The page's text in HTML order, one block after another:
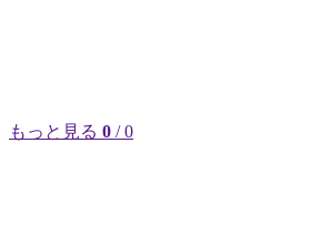
もっと見る 0 / 0